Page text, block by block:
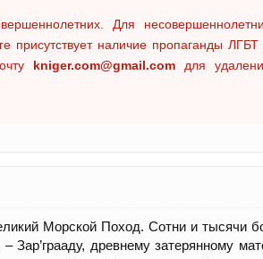
Для
присутствует наличие пропаганды ЛГБТ
kniger.com@gmail.com для
Морской Поход. Сотни и тысячи
древнему затерянному